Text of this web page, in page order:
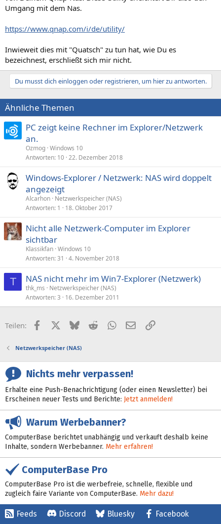
Umgang mit dem Nas.
https://www.qnap.com/i/de/utility/
Inwieweit dies mit "Quatsch" zu tun hat, wie Du es
bezeichnest, erschließt sich mir nicht.
Du musst dich einloggen oder registrieren, um hier zu antworten.
Ähnliche Themen
PC zeigt keine Rechner im Explorer/Netzwerk
an.
Ozmog Windows 10
Antworten 10 22. Dezember 2018
Windows-Explorer / Netzwerk: NAS wird doppelt
angezeigt
Alcarhon Netzwerkspeicher (NAS)
Antworten 1 18. Oktober 2017
Nicht alle Netzwerk-Computer im Explorer
sichtbar
Klassikfan Windows 10
Antworten 31 4. November 2018
T NAS nicht mehr im Win7-Explorer (Netzwerk)
thk_ms
Netzwerkspeicher (NAS)
Antworten 3 16. Dezember 2011
Teilen: FacebookX (Twitter)
BlueskyRedditWhatsApp
E-MailLink
Netzwerkspeicher (NAS)
Nichts mehr verpassen!
Erhalte eine Push-Benachrichtigung (oder einen Newsletter) bei
Erscheinen neuer Tests und Berichte: Jetzt anmelden!
Warum Werbebanner?
ComputerBase berichtet unabhängig und verkauft deshalb keine
Inhalte, sondern Werbebanner. Mehr erfahren!
ComputerBase Pro
ComputerBase Pro ist die werbefreie, schnelle, flexible und
zugleich faire Variante von ComputerBase. Mehr dazu!
Feeds Discord Bluesky Facebook